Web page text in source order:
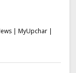
| MyUpchar |